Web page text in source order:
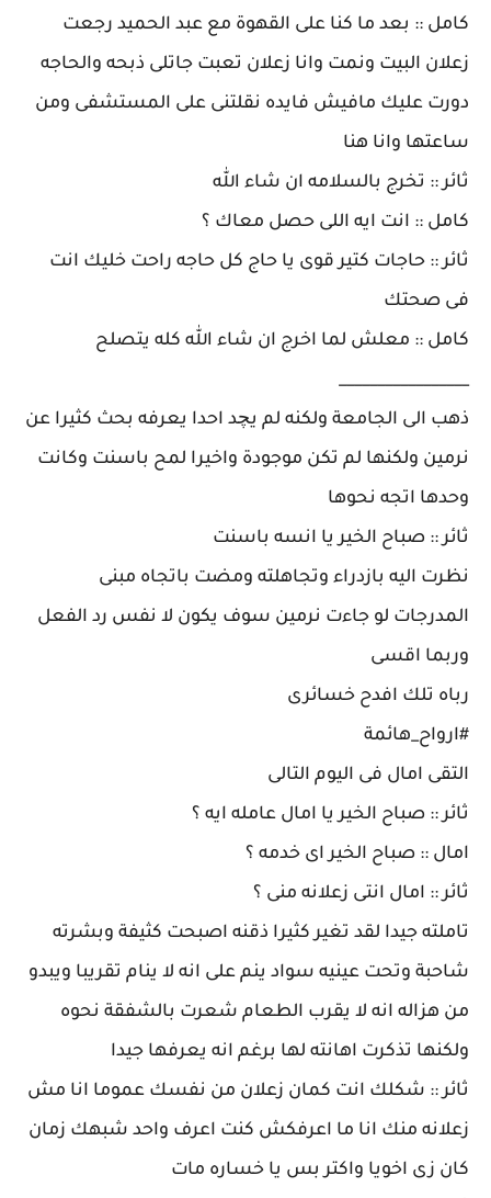
كامل :: بعد ما كنا على القهوة مع عبد الحميد رجعت
زعلان البيت ونمت وانا زعلان تعبت جاتلى ذبحه والحاجه
دورت عليك مافيش فايده نقلتنى على المستشفى ومن
ساعتها وانا هنا
ثائر :: تخرج بالسلامه ان شاء الله
كامل :: انت ايه اللى حصل معاك ؟
ثائر :: حاجات كتير قوى يا حاج كل حاجه راحت خليك انت
فى صحتك
كامل :: معلش لما اخرج ان شاء الله كله يتصلح
_________________
ذهب الى الجامعة ولكنه لم يچد احدا يعرفه بحث كثيرا عن
نرمين ولكنها لم تكن موجودة واخيرا لمح باسنت وكانت
وحدها اتجه نحوها
ثائر :: صباح الخير يا انسه باسنت
نظرت اليه بازدراء وتجاهلته ومضت باتجاه مبنى
المدرجات لو جاءت نرمين سوف يكون لا نفس رد الفعل
وربما اقسى
رباه تلك افدح خسائرى
#ارواح_هائمة
التقى امال فى اليوم التالى
ثائر :: صباح الخير يا امال عامله ايه ؟
امال :: صباح الخير اى خدمه ؟
ثائر :: امال انتى زعلانه منى ؟
تاملته جيدا لقد تغير كثيرا ذقنه اصبحت كثيفة وبشرته
شاحبة وتحت عينيه سواد ينم على انه لا ينام تقريبا ويبدو
من هزاله انه لا يقرب الطعام شعرت بالشفقة نحوه
ولكنها تذكرت اهانته لها برغم انه يعرفها جيدا
ثائر :: شكلك انت كمان زعلان من نفسك عموما انا مش
زعلانه منك انا ما اعرفكش كنت اعرف واحد شبهك زمان
كان زى اخويا واكتر بس يا خساره مات